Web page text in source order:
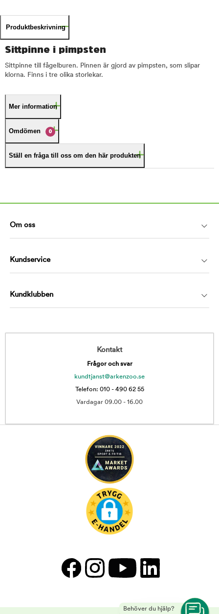
Produktbeskrivning
Sittpinne i pimpsten
Sittpinne till fågelburen. Pinnen är gjord av pimpsten, som slipar
klorna. Finns i tre olika storlekar.
Mer information
Omdömen 0
Ställ en fråga till oss om den här produkten
Behöver du hjälp?
Om oss
Kundservice
Kundklubben
Kontakt
Frågor och svar
kundtjanst@arkenzoo.se
Telefon: 010 - 490 62 55
Vardagar 09.00 - 16.00